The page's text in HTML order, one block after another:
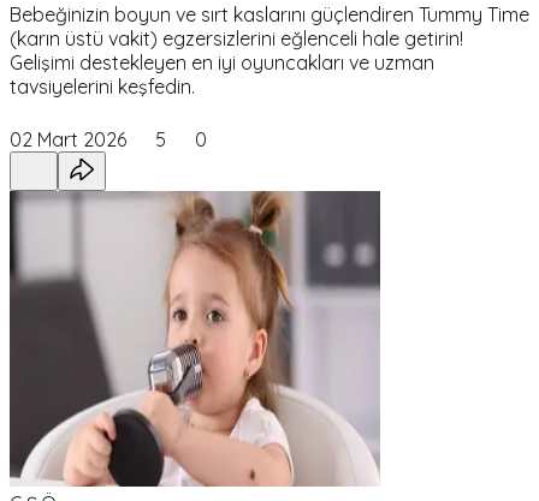
Bebeğinizin boyun ve sırt kaslarını güçlendiren Tummy Time
(karın üstü vakit) egzersizlerini eğlenceli hale getirin!
Gelişimi destekleyen en iyi oyuncakları ve uzman
tavsiyelerini keşfedin.
02 Mart 2026 5 0